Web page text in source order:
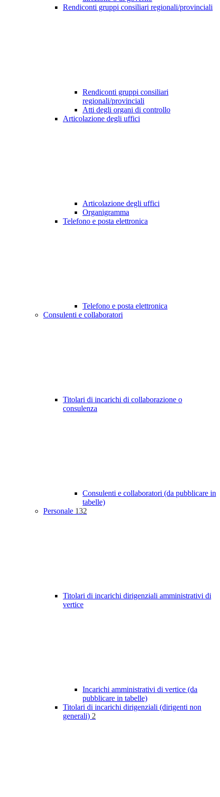
Rendiconti gruppi consiliari regionali/provinciali
Rendiconti gruppi consiliari
regionali/provinciali
Atti degli organi di controllo
Articolazione degli uffici
Articolazione degli uffici
Organigramma
Telefono e posta elettronica
Telefono e posta elettronica
Consulenti e collaboratori
Titolari di incarichi di collaborazione o
consulenza
Consulenti e collaboratori (da pubblicare in
tabelle)
Personale 132
Titolari di incarichi dirigenziali amministrativi di
vertice
Incarichi amministrativi di vertice (da
pubblicare in tabelle)
Titolari di incarichi dirigenziali (dirigenti non
generali) 2